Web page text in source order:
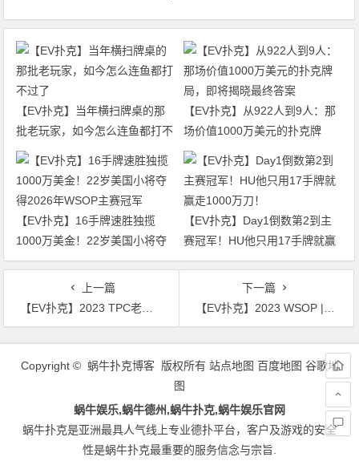
【EV扑克】当年横扫牌桌的那
批老玩家，如今怎么连鱼都打不
过了
【EV扑克】从922人到9人：那
场价值1000万美元的扑克牌
局，即将揭晓最终答案
【EV扑克】16手牌速胜独揽
1000万美金！22岁美国小将夺
得2026年WSOP主赛冠军
【EV扑克】Day1倒数第2到主
赛冠军！HU他只用17手牌就赢
走1000万刀！
上一篇
【EV扑克】2023 TPC老虎杯第二季｜主赛事101人奖励圈诞生 司宇寒194万记分牌领衔43人晋级
下一篇
【EV扑克】2023 WSOP | 三名中国选手进入奥马哈豪客赛31强
文
Copyright © 蜗牛扑克博客 版权所有 站点地图 百度地图 谷歌地
图
蜗牛娱乐,蜗牛德州,蜗牛扑克,蜗牛娱乐官网
蜗牛扑克是亚洲最具人气线上专业德扑平台，客户及游戏的安全
性是蜗牛扑克最重要的服务信念与宗旨.